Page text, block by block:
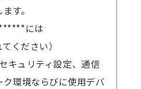
す。
には
ください）
キュリティ設定、通信
環境ならびに使用デバ